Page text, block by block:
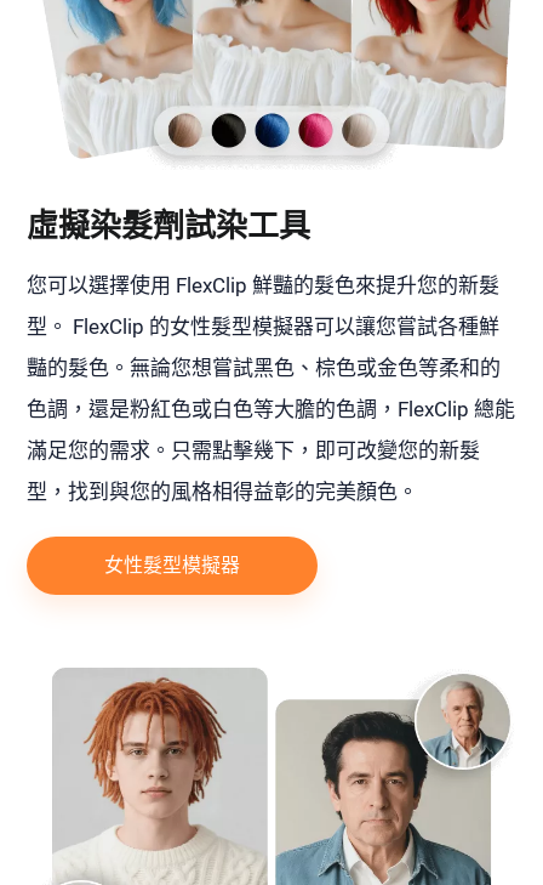
虛擬染髮劑試染工具
您可以選擇使用 FlexClip 鮮豔的髮色來提升您的新髮
型。 FlexClip 的女性髮型模擬器可以讓您嘗試各種鮮
豔的髮色。無論您想嘗試黑色、棕色或金色等柔和的
色調，還是粉紅色或白色等大膽的色調，FlexClip 總能
滿足您的需求。只需點擊幾下，即可改變您的新髮
型，找到與您的風格相得益彰的完美顏色。
女性髮型模擬器